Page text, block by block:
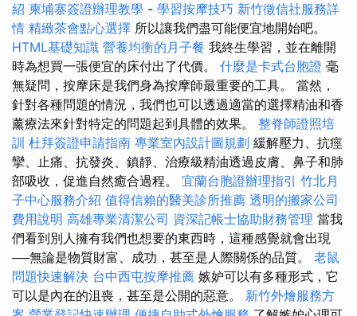
紹 柬埔寨簽證辦理教學 - 學習按摩技巧 新竹徵信社服務詳
情 精緻茶會點心選擇 所以讓我們盡可能便宜地開始吧。
HTML基礎知識 營養均衡的月子餐 我終生學習，並在離開
時為想買一張便宜的床付出了代價。 什麼是卡式台胞證 毫
無疑問，按摩床是我們身為按摩師最重要的工具。 當然，
針對各種問題的情況，我們也可以透過適當的選擇精油和香
薰療法來針對特定的問題起到具體的效果。 整脊師證照培
訓 杜拜簽證申請指南 專業室內設計圖規劃 緩解壓力、抗痙
攣、止痛、抗發炎、鎮靜、治療級精油透過皮膚、鼻子和肺
部吸收，促進自然癒合過程。 宜蘭台胞證辦理指引 竹北月
子中心服務介紹 值得信賴的醫美診所推薦 透明的搬家公司
費用說明 高雄專業清潔公司 資深記帳士協助財務管理 當我
們看到別人擁有我們也想要的東西時，這種感覺就會出現
──無論是物質財富、成功，甚至是人際關係的品質。 老鼠
問題快速解決 台中西屯按摩推薦 嫉妒可以有多種形式，它
可以是內在的沮喪，甚至是公開的惡意。 新竹外燴服務方